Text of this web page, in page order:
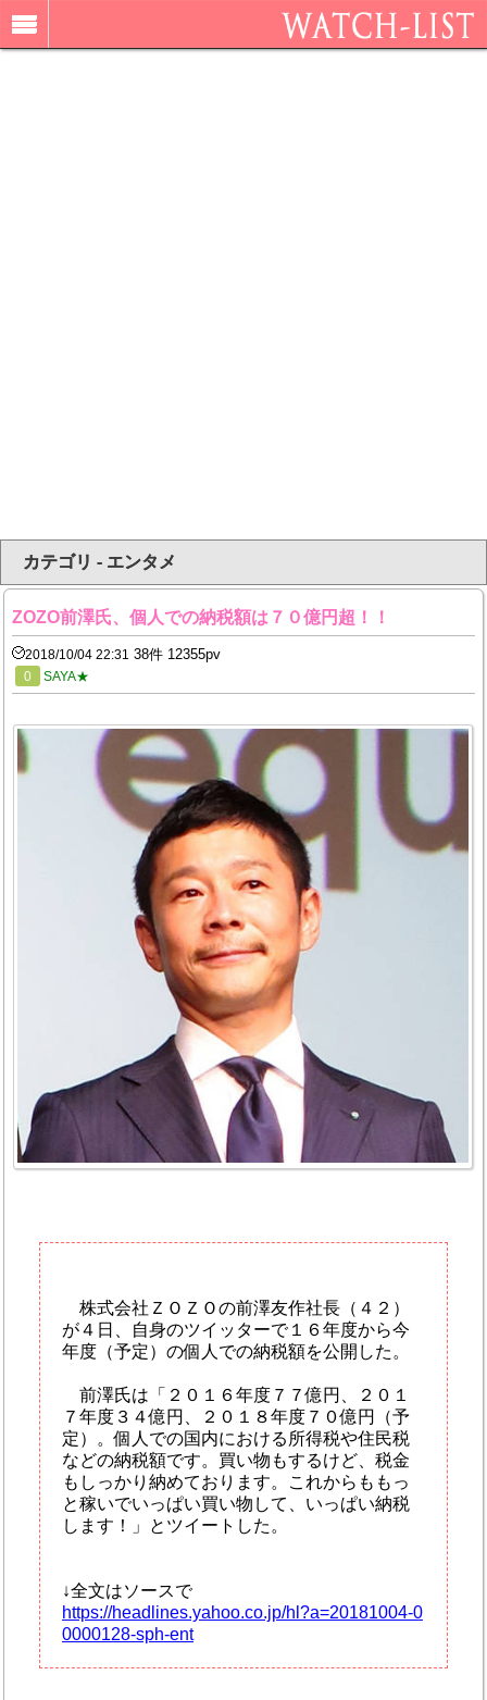
カテゴリ - エンタメ
ZOZO前澤氏、個人での納税額は７０億円超！！
2018/10/04 22:31 38件 12355pv
0 SAYA★
株式会社ＺＯＺＯの前澤友作社長（４２）
が４日、自身のツイッターで１６年度から今
年度（予定）の個人での納税額を公開した。
前澤氏は「２０１６年度７７億円、２０１
７年度３４億円、２０１８年度７０億円（予
定）。個人での国内における所得税や住民税
などの納税額です。買い物もするけど、税金
もしっかり納めております。これからももっ
と稼いでいっぱい買い物して、いっぱい納税
します！」とツイートした。
↓全文はソースで
https://headlines.yahoo.co.jp/hl?a=20181004-0
0000128-sph-ent